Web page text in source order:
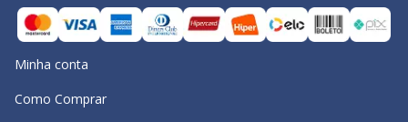
Minha conta
Como Comprar